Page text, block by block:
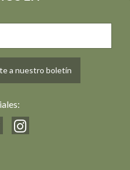
a nuestro boletín